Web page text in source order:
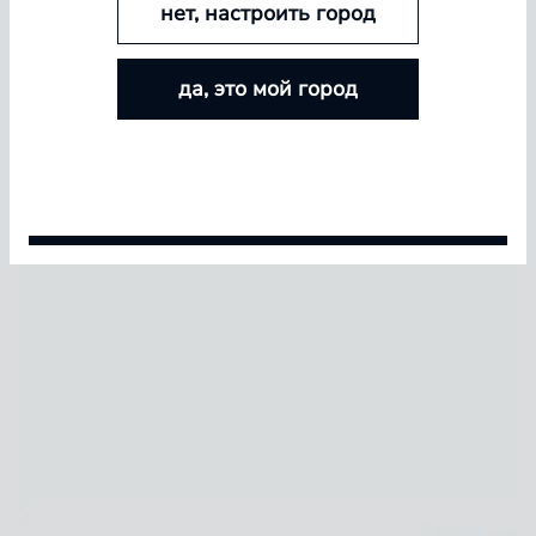
БОЛЬШЕ ЛИНЗ — БОЛЬШЕ СКИДКА
Покупайте контактные линзы Airway и увеличивайте
размер скидки — от 5% до 15%
нет, настроить город
да, это мой город